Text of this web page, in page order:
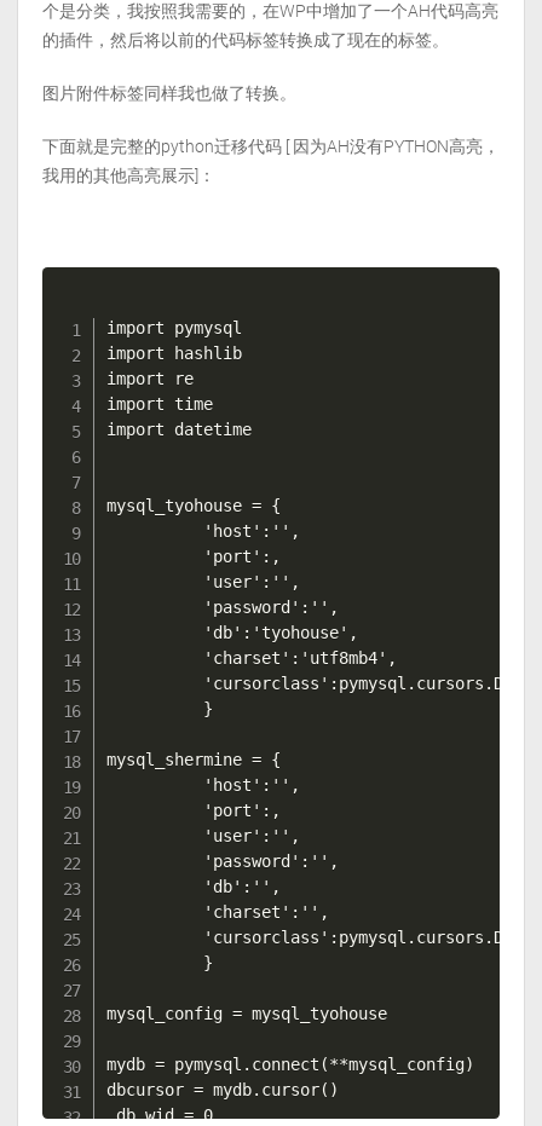
个是分类，我按照我需要的，在WP中增加了一个AH代码高亮
的插件，然后将以前的代码标签转换成了现在的标签。
图片附件标签同样我也做了转换。
下面就是完整的python迁移代码 [ 因为AH没有PYTHON高亮，
我用的其他高亮展示]：
import pymysql
import hashlib
import re
import time
import datetime
mysql_tyohouse = {
          'host':'',
          'port':,
          'user':'',
          'password':'',
          'db':'tyohouse',
          'charset':'utf8mb4',
          }
mysql_shermine = {
          'host':'',
          'port':,
          'user':'',
          'password':'',
          'db':'',
          'charset':'',
          }
mysql_config = mysql_tyohouse
mydb = pymysql.connect(**mysql_config)
dbcursor = mydb.cursor()
_db_wid = 0